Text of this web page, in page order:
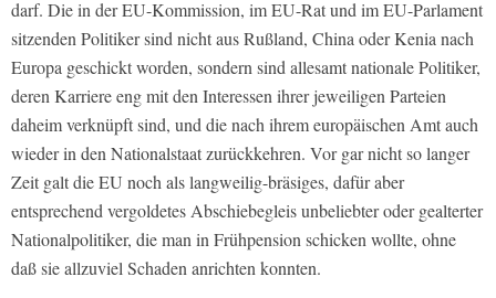
darf. Die in der EU-Kommission, im EU-Rat und im EU-Parlament
sitzenden Politiker sind nicht aus Rußland, China oder Kenia nach
Europa geschickt worden, sondern sind allesamt nationale Politiker,
deren Karriere eng mit den Interessen ihrer jeweiligen Parteien
daheim verknüpft sind, und die nach ihrem europäischen Amt auch
wieder in den Nationalstaat zurückkehren. Vor gar nicht so langer
Zeit galt die EU noch als langweilig-bräsiges, dafür aber
entsprechend vergoldetes Abschiebegleis unbeliebter oder gealterter
Nationalpolitiker, die man in Frühpension schicken wollte, ohne
daß sie allzuviel Schaden anrichten konnten.